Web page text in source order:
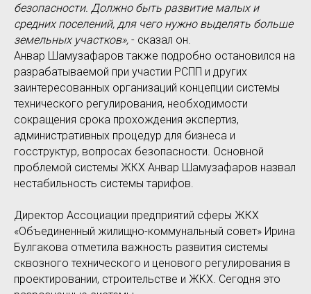
безопасности. Должно быть развитие малых и
средних поселений, для чего нужно выделять больше
земельных участков», - сказал он.
Анвар Шамузафаров также подробно остановился на
разрабатываемой при участии РСПП и других
заинтересованных организаций концепции системы
технического регулирования, необходимости
сокращения срока прохождения экспертиз,
административных процедур для бизнеса и
госструктур, вопросах безопасности. Основной
проблемой системы ЖКХ Анвар Шамузафаров назвал
нестабильность системы тарифов.
Директор Ассоциации предприятий сферы ЖКХ
«Объединенный жилищно-коммунальный совет» Ирина
Булгакова отметила важность развития системы
сквозного технического и ценового регулирования в
проектировании, строительстве и ЖКХ. Сегодня это